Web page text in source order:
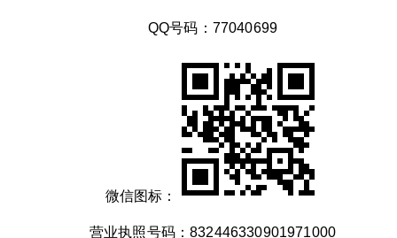
QQ号码：77040699
微信图标：
营业执照号码：832446330901971000